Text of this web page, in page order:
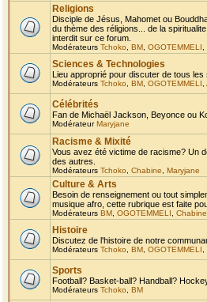
Religions
Disciple de Jésus, Mahomet ou
du thème des réligions... de la
interdit sur ce forum.
Modérateurs Tchoko BM OGOTEMMELI
Sciences & Technologies
Lieu approprié pour discuter de tous
Modérateurs Tchoko BM OGOTEMMELI
Célébrités
Fan de Michaël Jackson, Beyonce ou
ModérateurMaryjane
Racisme & Mixité
Vous avez été victime de racisme? Un
des autres.
Modérateurs Tchoko Chabine Maryjane
Culture & Arts
Besoin de renseignement ou tout
musique afro, cette rubrique est faite
Modérateurs BM OGOTEMMELI Chabine
Histoire
Discutez de l'histoire de notre
Modérateurs Tchoko BM OGOTEMMELI
Sports
Football? Basket-ball? Handball?
Modérateurs Tchoko BM